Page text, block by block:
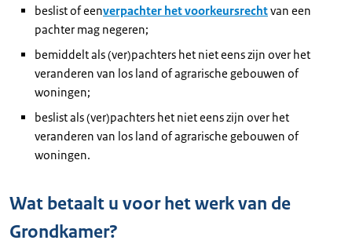
beslist of eenverpachter het voorkeursrechtvan een
pachter mag negeren;
bemiddelt als (ver)pachters het niet eens zijn over het
veranderen van los land of agrarische gebouwen of
woningen;
beslist als (ver)pachters het niet eens zijn over het
veranderen van los land of agrarische gebouwen of
woningen.
Wat betaalt u voor het werk van de
Grondkamer?